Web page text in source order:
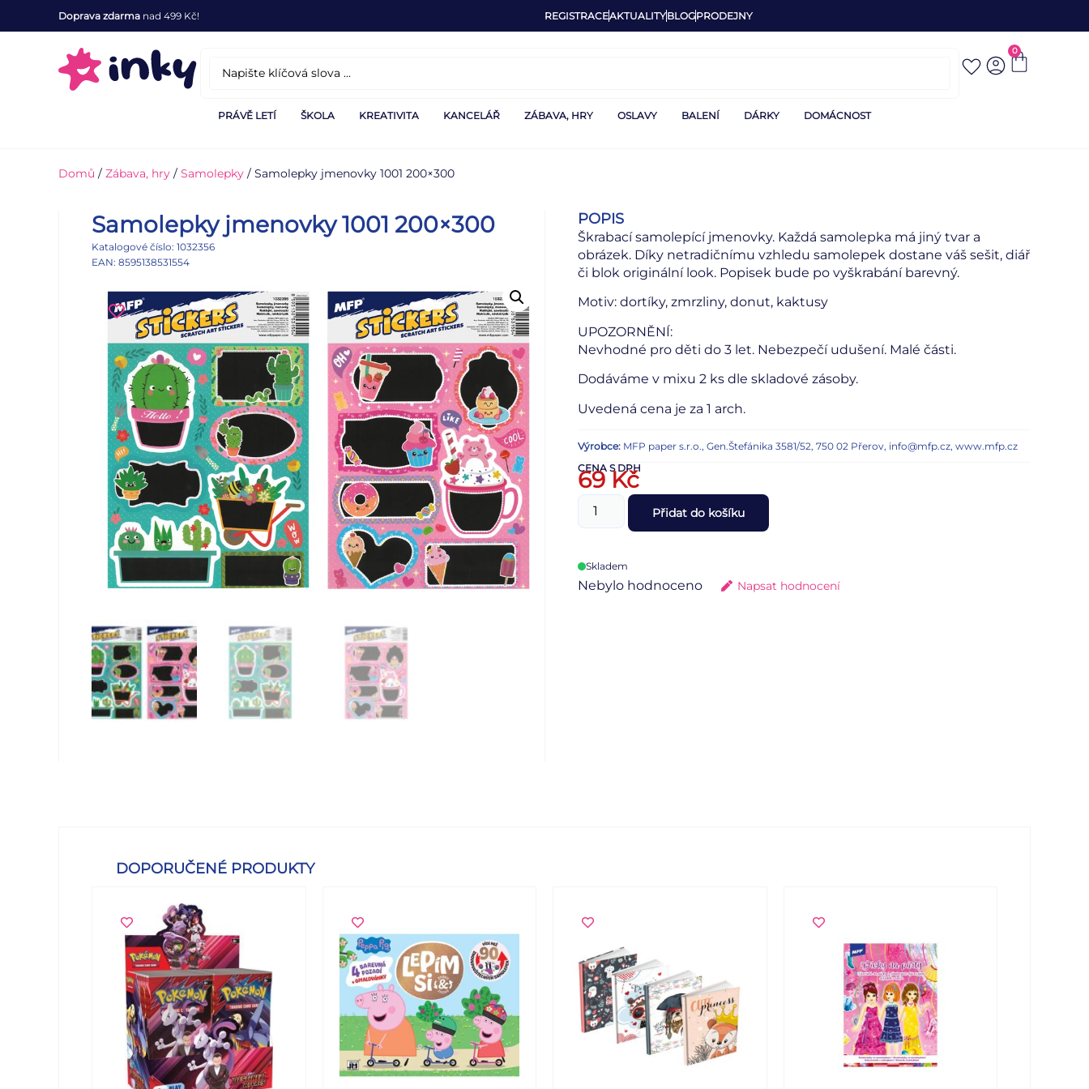
Doprava zdarma nad 499 Kč! REGISTRACEAKTUALITYBLOGPRODEJNY
0
PRÁVĚ LETÍ ŠKOLA KREATIVITA KANCELÁŘ ZÁBAVA, HRY OSLAVY BALENÍ DÁRKY DOMÁCNOST
Domů / Zábava, hry / Samolepky / Samolepky jmenovky 1001 200×300
Samolepky jmenovky 1001 200×300
Katalogové číslo: 1032356
EAN: 8595138531554
POPIS
Škrabací samolepící jmenovky. Každá samolepka má jiný tvar a
obrázek. Díky netradičnímu vzhledu samolepek dostane váš sešit, diář
či blok originální look. Popisek bude po vyškrabání barevný.
Motiv: dortíky, zmrzliny, donut, kaktusy
UPOZORNĚNÍ:
Nevhodné pro děti do 3 let. Nebezpečí udušení. Malé části.
Dodáváme v mixu 2 ks dle skladové zásoby.
Uvedená cena je za 1 arch.
Výrobce: MFP paper s.r.o., Gen.Štefánika 3581/52, 750 02 Přerov, info@mfp.cz, www.mfp.cz
CENA S DPH
69Kč
Přidat do košíku
Skladem
Nebylo hodnoceno Napsat hodnocení
DOPORUČENÉ PRODUKTY